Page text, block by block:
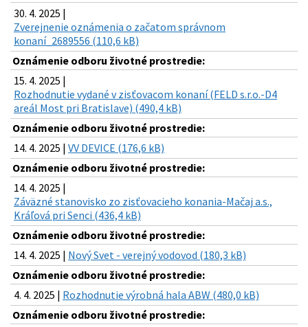
30. 4. 2025 |
Zverejnenie oznámenia o začatom správnom
konaní_2689556 (110,6 kB)
Oznámenie odboru životné prostredie:
15. 4. 2025 |
Rozhodnutie vydané v zisťovacom konaní (FELD s.r.o.-D4
areál Most pri Bratislave) (490,4 kB)
Oznámenie odboru životné prostredie:
14. 4. 2025 | VV DEVICE (176,6 kB)
Oznámenie odboru životné prostredie:
14. 4. 2025 |
Záväzné stanovisko zo zisťovacieho konania-Mačaj a.s.,
Kráľová pri Senci (436,4 kB)
Oznámenie odboru životné prostredie:
14. 4. 2025 | Nový Svet - verejný vodovod (180,3 kB)
Oznámenie odboru životné prostredie:
4. 4. 2025 | Rozhodnutie výrobná hala ABW (480,0 kB)
Oznámenie odboru životné prostredie: